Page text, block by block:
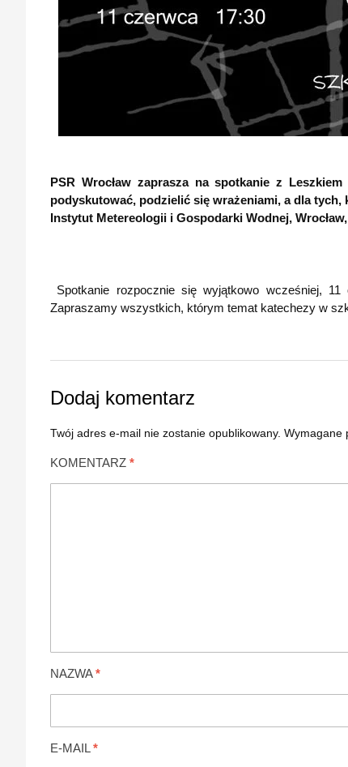
PSR Wrocław zaprasza na spotkanie z
podyskutować, podzielić się wrażeniami, a dla
Instytut Metereologii i Gospodarki Wodnej,
Spotkanie rozpocznie się wyjątkowo wcześniej,
Zapraszamy wszystkich, którym temat katechezy w
Dodaj komentarz
Twój adres e-mail nie zostanie opublikowany. Wymagane
KOMENTARZ *
NAZWA*
E-MAIL *